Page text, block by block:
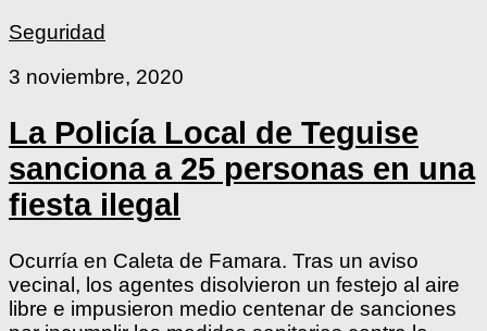
Seguridad
3 noviembre, 2020
La Policía Local de Teguise
sanciona a 25 personas en una
fiesta ilegal
Ocurría en Caleta de Famara. Tras un aviso
vecinal, los agentes disolvieron un festejo al aire
libre e impusieron medio centenar de sanciones